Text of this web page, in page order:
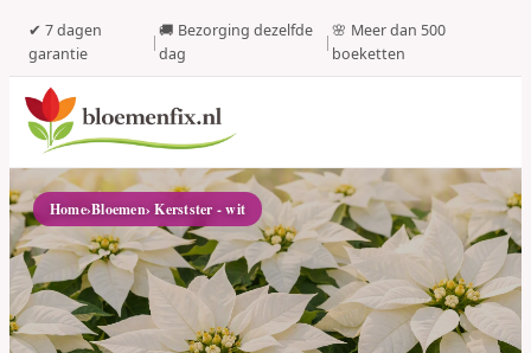
✔ 7 dagen
garantie
|
🚚 Bezorging dezelfde
dag
|
🌸 Meer dan 500
boeketten
Home›Bloemen› Kerstster - wit